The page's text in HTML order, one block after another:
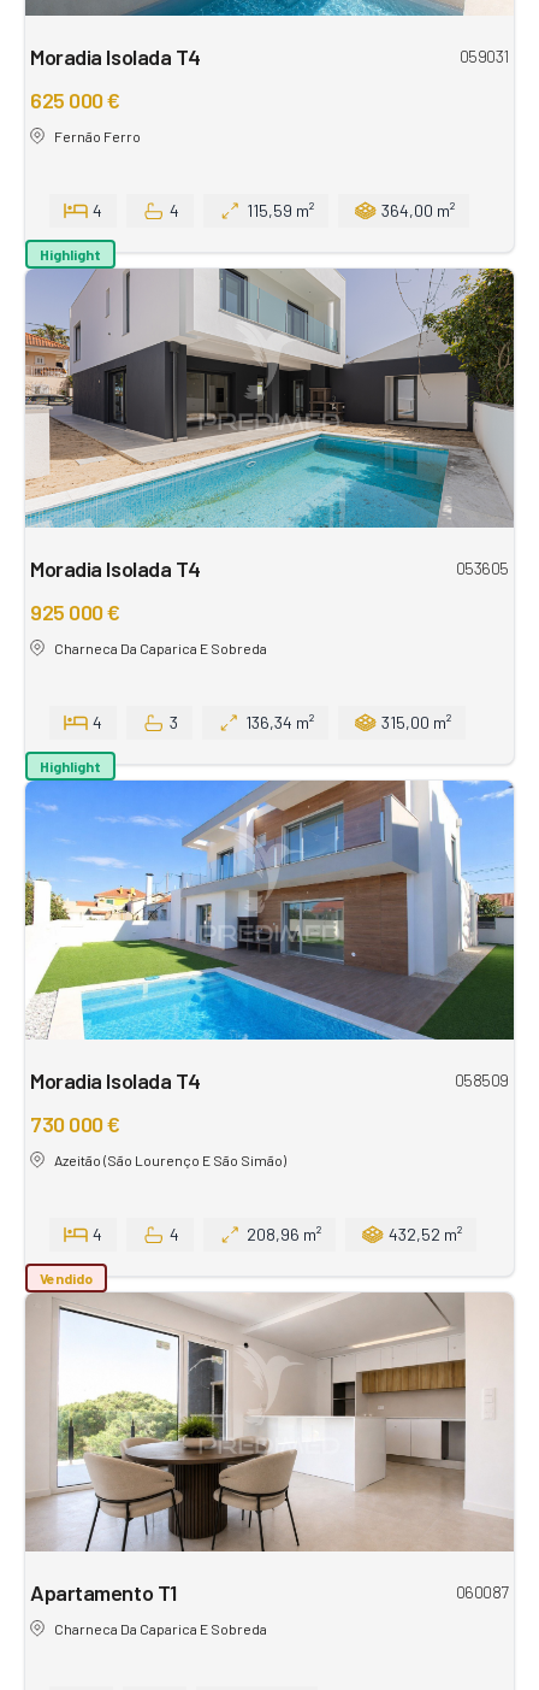
Moradia Isolada T4 059031
625 000 €
Fernão Ferro
4 4 115,59 m² 364,00 m²
Highlight
Moradia Isolada T4 053605
925 000 €
Charneca Da Caparica E Sobreda
4 3 136,34 m² 315,00 m²
Highlight
Moradia Isolada T4 058509
730 000 €
Azeitão (São Lourenço E São Simão)
4 4 208,96 m² 432,52 m²
Vendido
Apartamento T1 060087
Charneca Da Caparica E Sobreda